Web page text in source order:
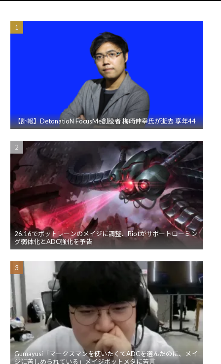
【訃報】DetonatioN FocusMe創設者 梅崎伸幸氏が逝去 享年44
26.16でボットレーンのメイジに調整、Riotがサポートローミン
グ弱体化とADC強化を予告
Gumayusi「マークスマンを使いたくてADCを選んだのに、メイ
ジに苦しめられている」メイジボットメタに苦言